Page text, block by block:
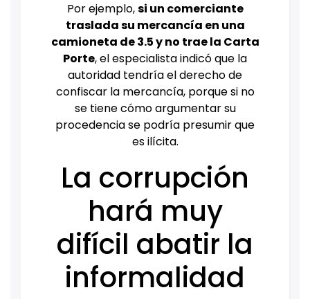
Por ejemplo,si un comerciante
traslada su mercancía en una
camioneta de 3.5 y no trae la Carta
Porte, el especialista indicó que la
autoridad tendría el derecho de
confiscar la mercancía, porque si no
se tiene cómo argumentar su
procedencia se podría presumir que
es ilícita.
La corrupción
hará muy
difícil abatir la
informalidad